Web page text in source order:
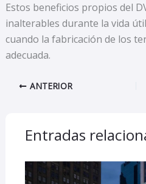
Estos beneficios propios del
inalterables durante la vida
cuando la fabricación de los
adecuada.
ANTERIOR
Entradas